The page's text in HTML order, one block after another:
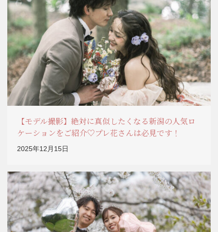
【モデル撮影】絶対に真似したくなる新潟の人気ロ
ケーションをご紹介♡プレ花さんは必見です！
2025年12月15日